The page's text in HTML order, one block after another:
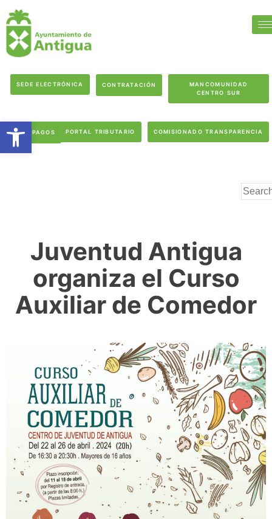
SEDE ELECTRÓNICA CONTRATACIÓN
MANCOMUNIDAD
CENTRO SUR
PAGOS PORTAL TRIBUTARIO COMISIONADO TRANSPARENCIA
Juventud Antigua
organiza el Curso
Auxiliar de Comedor
Abrir barra de herramientas